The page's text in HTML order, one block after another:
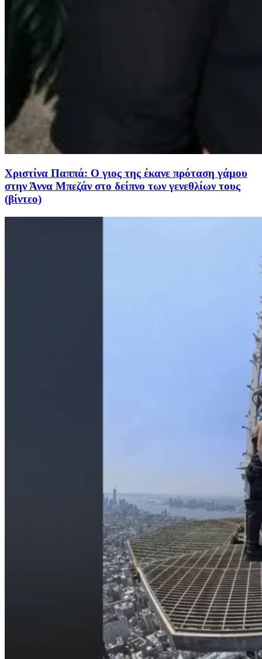
Χριστίνα Παππά: Ο γιος της έκανε πρόταση γάμου
στην Άννα Μπεζάν στο δείπνο των γενεθλίων τους
(βίντεο)